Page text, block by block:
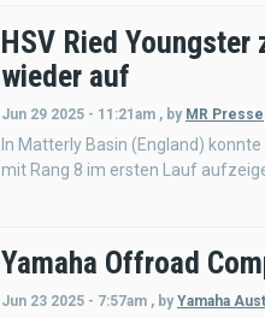
HSV Ried Youngster
wieder auf
Jun 29 2025 - 11:21am , by MR Presse
In Matterly Basin (England)
mit Rang 8 im ersten Lauf
Yamaha Offroad
Jun 23 2025 - 7:57am , by Yamaha